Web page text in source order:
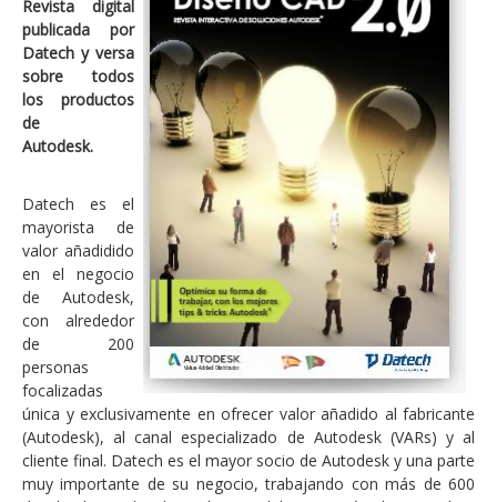
Revista digital
publicada por
Datech y versa
sobre todos
los productos
de
Autodesk.
Datech es el
mayorista de
valor añadidido
en el negocio
de Autodesk,
con alrededor
de 200
personas
focalizadas
única y exclusivamente en ofrecer valor añadido al fabricante
(Autodesk), al canal especializado de Autodesk (VARs) y al
cliente final. Datech es el mayor socio de Autodesk y una parte
muy importante de su negocio, trabajando con más de 600